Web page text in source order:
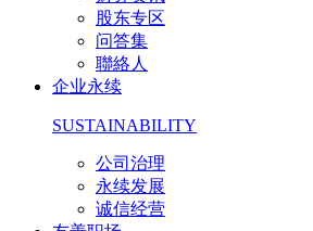
股东专区
问答集
聯絡人
企业永续
SUSTAINABILITY
公司治理
永续发展
诚信经营